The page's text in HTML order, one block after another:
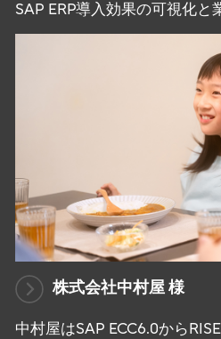
SAP ERP導入効果の可視化と
株式会社中村屋 様
中村屋はSAP ECC6.0から